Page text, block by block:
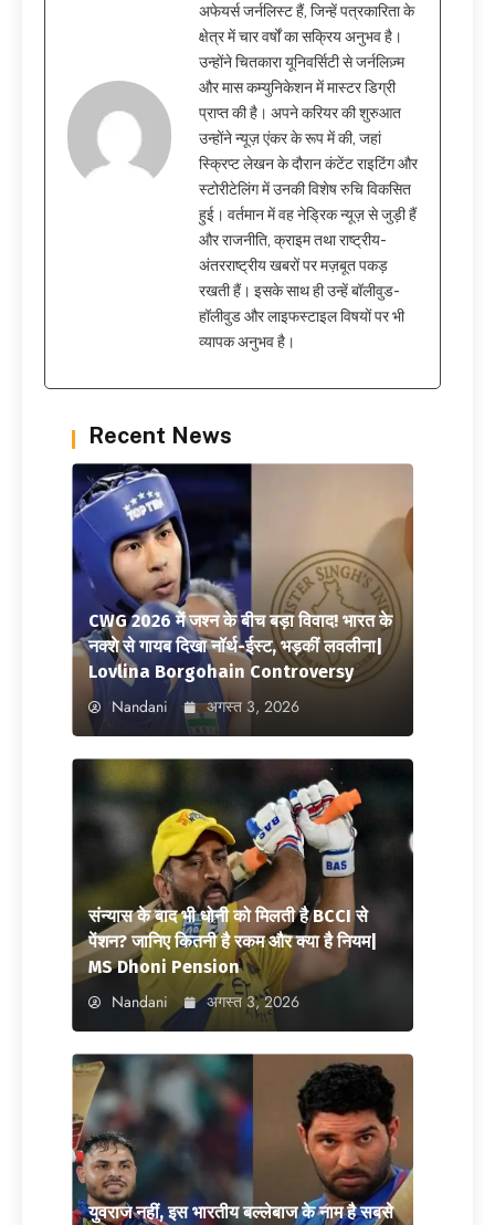
अफेयर्स जर्नलिस्ट हैं, जिन्हें पत्रकारिता के
क्षेत्र में चार वर्षों का सक्रिय अनुभव है।
उन्होंने चितकारा यूनिवर्सिटी से जर्नलिज़्म
और मास कम्युनिकेशन में मास्टर डिग्री
प्राप्त की है। अपने करियर की शुरुआत
उन्होंने न्यूज़ एंकर के रूप में की, जहां
स्क्रिप्ट लेखन के दौरान कंटेंट राइटिंग और
स्टोरीटेलिंग में उनकी विशेष रुचि विकसित
हुई। वर्तमान में वह नेड्रिक न्यूज़ से जुड़ी हैं
और राजनीति, क्राइम तथा राष्ट्रीय-
अंतरराष्ट्रीय खबरों पर मज़बूत पकड़
रखती हैं। इसके साथ ही उन्हें बॉलीवुड-
हॉलीवुड और लाइफस्टाइल विषयों पर भी
व्यापक अनुभव है।
Recent News
CWG 2026 में जश्न के बीच बड़ा विवाद! भारत के
नक्शे से गायब दिखा नॉर्थ-ईस्ट, भड़कीं लवलीना|
Lovlina Borgohain Controversy
Nandani अगस्त 3, 2026
संन्यास के बाद भी धोनी को मिलती है BCCI से
पेंशन? जानिए कितनी है रकम और क्या है नियम|
MS Dhoni Pension
Nandani अगस्त 3, 2026
युवराज नहीं, इस भारतीय बल्लेबाज के नाम है सबसे